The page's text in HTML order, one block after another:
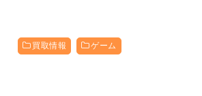
買取情報 ゲーム